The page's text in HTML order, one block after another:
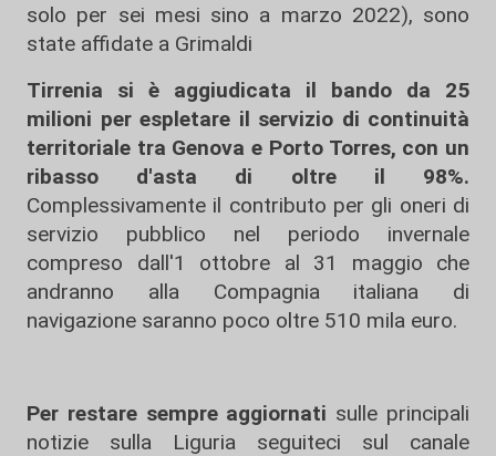
solo per sei mesi sino a marzo 2022), sono
state affidate a Grimaldi
Tirrenia si è aggiudicata il bando da 25
milioni per espletare il servizio di continuità
territoriale tra Genova e Porto Torres, con un
ribasso d'asta di oltre il 98%.
Complessivamente il contributo per gli oneri di
servizio pubblico nel periodo invernale
compreso dall'1 ottobre al 31 maggio che
andranno alla Compagnia italiana di
navigazione saranno poco oltre 510 mila euro.
Per restare sempre aggiornati sulle principali
notizie sulla Liguria seguiteci sul canale